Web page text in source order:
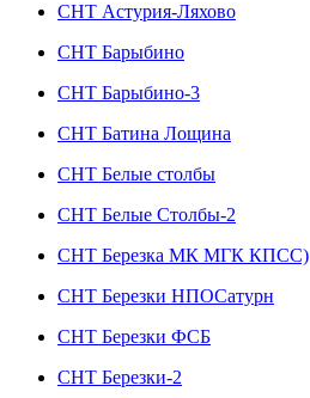
СНТ Астурия-Ляхово
СНТ Барыбино
СНТ Барыбино-3
СНТ Батина Лощина
СНТ Белые столбы
СНТ Белые Столбы-2
СНТ Березка МК МГК КПСС)
СНТ Березки НПОСатурн
СНТ Березки ФСБ
СНТ Березки-2